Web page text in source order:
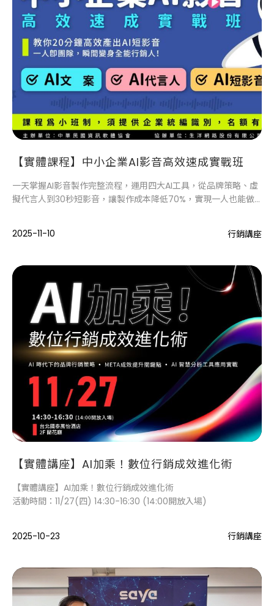
【實體課程】中小企業AI影音高效速成實戰班
一天掌握AI影音製作完整流程，運用四大AI工具，從品牌策略、虛
擬代言人到30秒短影音，讓製作成本降低70%，實現一人也能做
2025-11-10
行銷講座
【實體講座】AI加乘！數位行銷成效進化術
【實體講座】AI加乘！數位行銷成效進化術
活動時間：11/27(四) 14:30-16:30 (14:00開放入場)
2025-10-23 行銷講座